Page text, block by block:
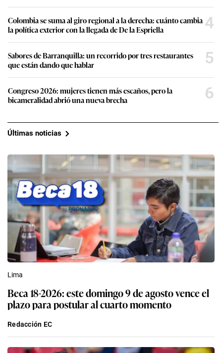
Colombia se suma al giro regional a la derecha: cuánto cambia
la política exterior con la llegada de De la Espriella
4
Sabores de Barranquilla: un recorrido por tres restaurantes
que están dando que hablar
5
Congreso 2026: mujeres tienen más escaños, pero la
bicameralidad abrió una nueva brecha
6
Últimas noticias
Lima
Beca 18-2026: este domingo 9 de agosto vence el
plazo para postular al cuarto momento
Redacción EC